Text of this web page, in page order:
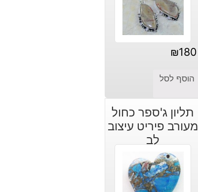
₪180
הוסף לסל
תליון ג'ספר כחול
מעורב פיריט עיצוב
לב